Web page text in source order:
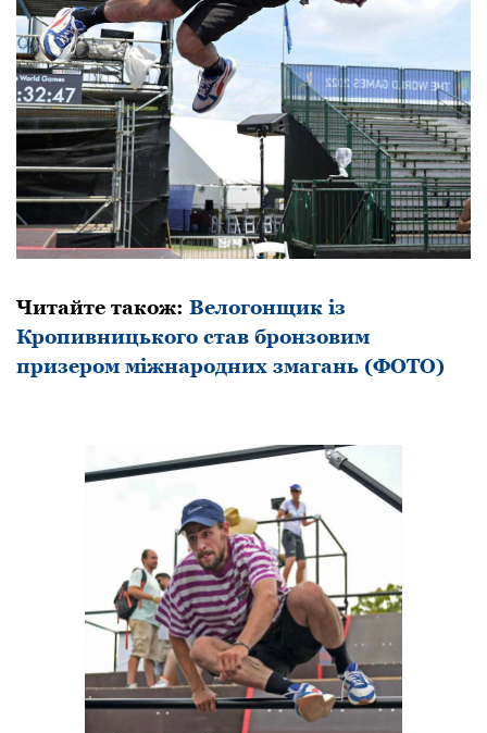
Читайте також: Велогонщик із
Кропивницького став бронзовим
призером міжнародних змагань (ФОТО)